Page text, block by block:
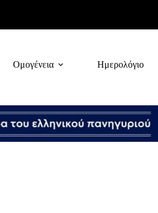
Ομογένεια Ημερολόγιο